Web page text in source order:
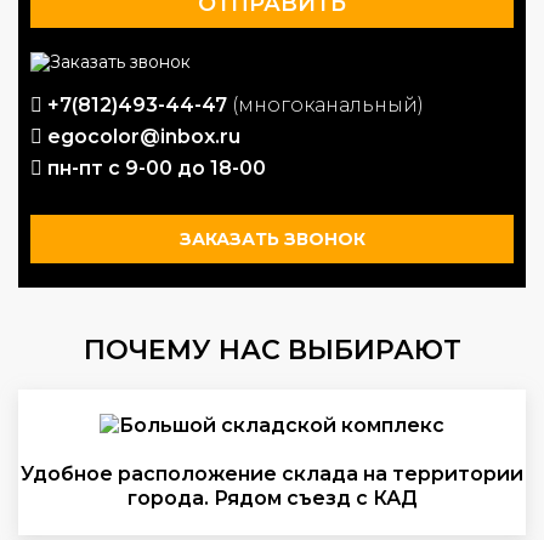
+7(812)493-44-47 (многоканальный)
egocolor@inbox.ru
пн-пт с 9-00 до 18-00
ЗАКАЗАТЬ ЗВОНОК
ПОЧЕМУ НАС ВЫБИРАЮТ
Удобное расположение склада на территории
города. Рядом съезд с КАД